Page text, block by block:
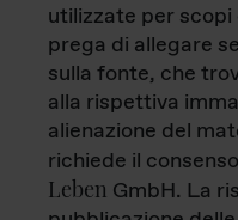
utilizzate per
prega di allegare
sulla fonte, che
alla rispettiva
alienazione del
richiede il
Leben GmbH. La